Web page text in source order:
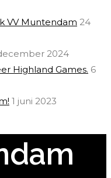
VV Muntendam 24
2024
Highland Games. 6
1 juni 2023